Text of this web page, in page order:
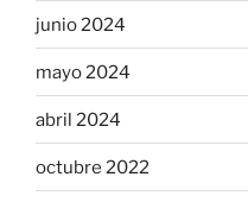
junio 2024
mayo 2024
abril 2024
octubre 2022